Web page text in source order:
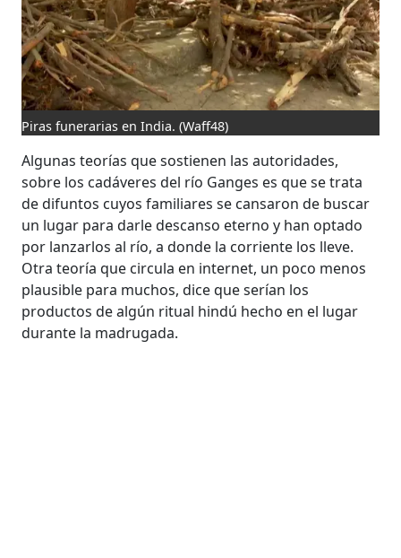
Piras funerarias en India. (Waff48)
Algunas teorías que sostienen las autoridades,
sobre los cadáveres del río Ganges es que se trata
de difuntos cuyos familiares se cansaron de buscar
un lugar para darle descanso eterno y han optado
por lanzarlos al río, a donde la corriente los lleve.
Otra teoría que circula en internet, un poco menos
plausible para muchos, dice que serían los
productos de algún ritual hindú hecho en el lugar
durante la madrugada.